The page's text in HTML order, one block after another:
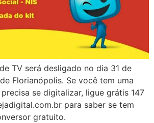
TV será desligado no dia 31 de
Florianópolis. Se você tem uma
se digitalizar, ligue grátis 147
para saber se tem
gratuito.